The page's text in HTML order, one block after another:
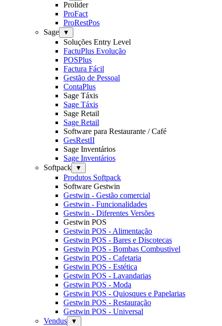
Prolider
ProFact
ProRestPos
Sage
▼
Soluções Entry Level
FactuPlus Evolução
POSPlus
Factura Fácil
Gestão de Pessoal
ContaPlus
Sage Táxis
Sage Táxis
Sage Retail
Sage Retail
Software para Restaurante / Café
GesRestII
Sage Inventários
Sage Inventários
Softpack
▼
Produtos Softpack
Software Gestwin
Gestwin - Gestão comercial
Gestwin - Funcionalidades
Gestwin - Diferentes Versões
Gestwin POS
Gestwin POS - Alimentação
Gestwin POS - Bares e Discotecas
Gestwin POS - Bombas Combustivel
Gestwin POS - Cafetaria
Gestwin POS - Estética
Gestwin POS - Lavandarias
Gestwin POS - Moda
Gestwin POS - Quiosques e Papelarias
Gestwin POS - Restauração
Gestwin POS - Universal
Vendus
▼